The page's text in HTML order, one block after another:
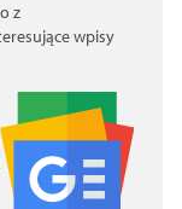
z
wpisy